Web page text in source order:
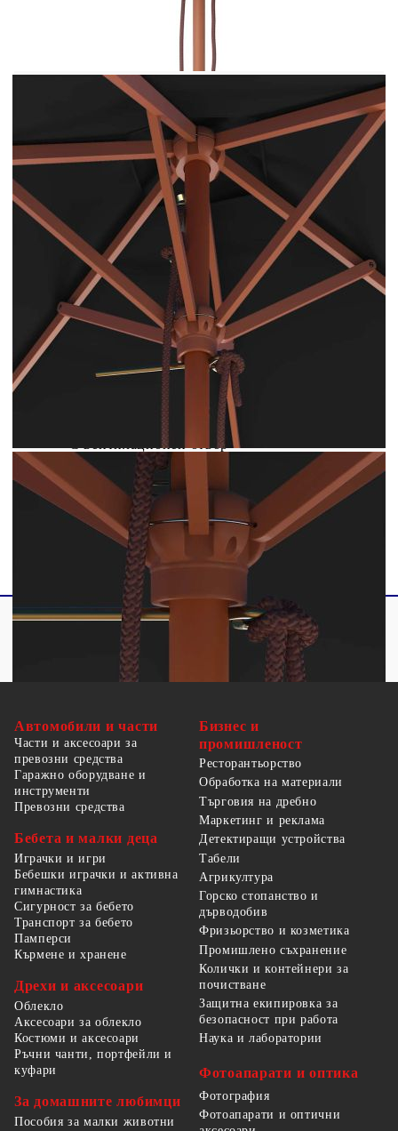
предпазите от вредните UV лъчи на слънцето.
Изработено от неизбледняващ полиестер,
предпазващ от ултравиолетовите лъчи,
покривалото на чадъра осигурява оптимална
защита срещу слънцето и се почиства лесно.
Диаметърът на пръта от 38 мм позволява
монтиране върху наличната стойка или в
средата на масите с дупки. Здравият дървен
стълб, заедно с 6-те здрави ребра, правят
градинския чадър много стабилен и издръжлив.
Градинският чадър се отваря и затваря удобно,
благодарение на манивелата. Моля, забележете,
че препоръчваме обработката на текстила на
чадъра с хидроизолационен спрей, ако е
подложен на силни валежи.
Цвят на покривалото: Черен
Материал на рамката: Ламиниран бамбук,
твърда дървесина
Материал на покритието: Плат
Общи размери: 150 x 200 x 235 cм (Ш x Д х
Диаметър на пръта: 38 мм
С вентилационен отвор
Включва 6 ребра
Разполага със система с една макара
Автомобили и части
Части и аксесоари за
превозни средства
Гаражно оборудване и
инструменти
Превозни средства
Бебета и малки деца
Играчки и игри
Бебешки играчки и активна
гимнастика
Сигурност за бебето
Транспорт за бебето
Памперси
Кърмене и хранене
Дрехи и аксесоари
Облекло
Аксесоари за облекло
Костюми и аксесоари
Ръчни чанти, портфейли и
куфари
За домашните любимци
Пособия за малки животни
Бизнес и
промишленост
Ресторантьорство
Обработка на материали
Търговия на дребно
Маркетинг и реклама
Детектиращи устройства
Табели
Агрикултура
Горско стопанство и
дърводобив
Фризьорство и козметика
Промишлено съхранение
Колички и контейнери за
почистване
Защитна екипировка за
безопасност при работа
Наука и лаборатории
Фотоапарати и оптика
Фотография
Фотоапарати и оптични